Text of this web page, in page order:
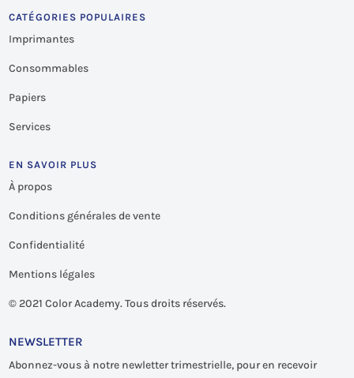
CATÉGORIES POPULAIRES
Imprimantes
Consommables
Papiers
Services
EN SAVOIR PLUS
À propos
Conditions générales de vente
Confidentialité
Mentions légales
© 2021 Color Academy. Tous droits réservés.
NEWSLETTER
Abonnez-vous à notre newletter trimestrielle, pour en recevoir